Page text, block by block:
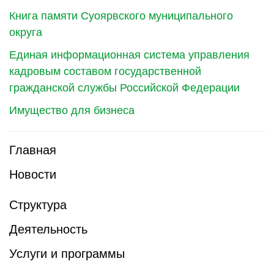
Книга памяти Суоярвского муниципального
округа
Единая информационная система управления
кадровым составом государственной
гражданской службы Российской Федерации
Имущество для бизнеса
Главная
Новости
Структура
Деятельность
Услуги и программы